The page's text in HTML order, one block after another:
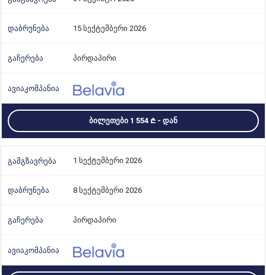
15 სექტემბერი 2026
პირდაპირი
ᲑᲘᲚᲔᲗᲔᲑᲘ 1 554 - ᲓᲐᲜ
1 სექტემბერი 2026
8 სექტემბერი 2026
პირდაპირი